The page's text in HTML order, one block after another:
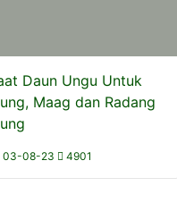
Daun Ungu Untuk
Maag dan Radang
03-08-23 4901